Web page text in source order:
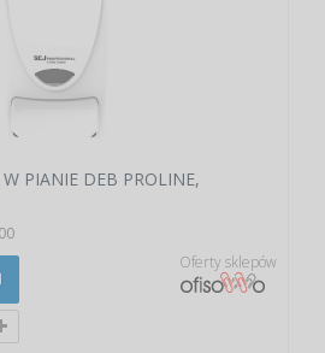
PIANIE DEB PROLINE,
Oferty sklepów